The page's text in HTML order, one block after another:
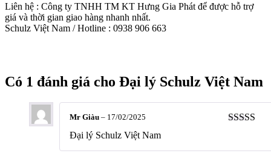
Liên hệ : Công ty TNHH TM KT Hưng Gia Phát để được hỗ trợ
giá và thời gian giao hàng nhanh nhất.
Schulz Việt Nam / Hotline : 0938 906 663
Có 1 đánh giá cho Đại lý Schulz Việt Nam
Mr Giàu – 17/02/2025
Đại lý Schulz Việt Nam